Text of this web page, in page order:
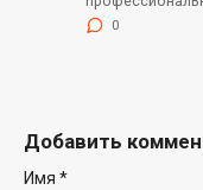
0
Добавить
Имя *